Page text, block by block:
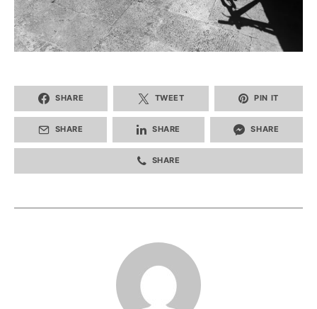
SHARE TWEET PIN IT
SHARE SHARE SHARE
SHARE